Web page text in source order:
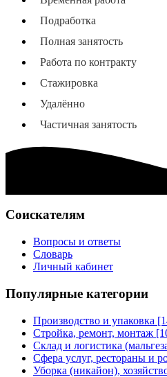
Подработка
Полная занятость
Работа по контракту
Стажировка
Удалённо
Частичная занятость
Соискателям
Вопросы и ответы
Словарь
Личный кабинет
Популярные категории
Производство и упаковка
Стройка, ремонт, монтаж
Склад и логистика
Сфера услуг, рестораны и
Уборка (никайон),